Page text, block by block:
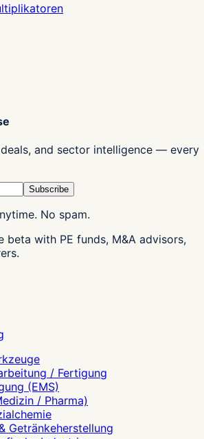
deals, and sector intelligence — every
Subscribe
No spam.
beta with PE funds, M&A advisors,
/ Fertigung
(EMS)
/ Pharma)
Getränkeherstellung